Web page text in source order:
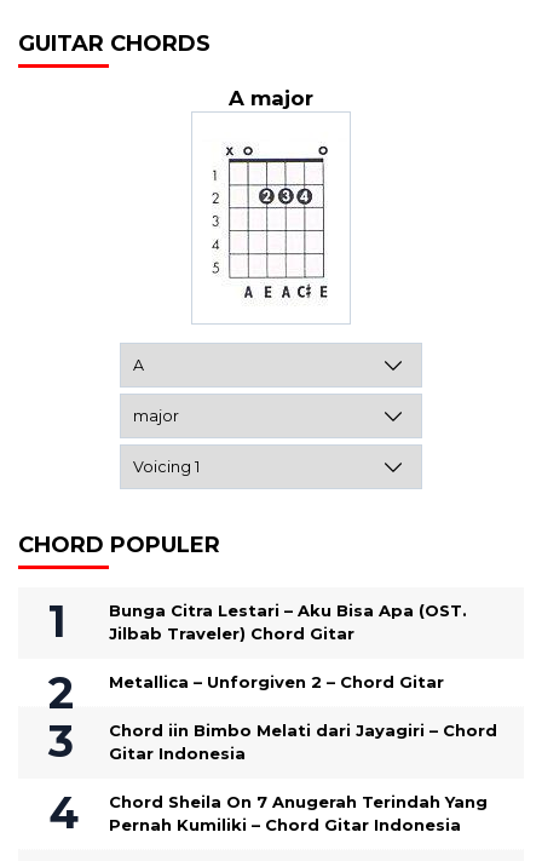
GUITAR CHORDS
A major
CHORD POPULER
Bunga Citra Lestari – Aku Bisa Apa (OST.
Jilbab Traveler) Chord Gitar
Metallica – Unforgiven 2 – Chord Gitar
Chord iin Bimbo Melati dari Jayagiri – Chord
Gitar Indonesia
Chord Sheila On 7 Anugerah Terindah Yang
Pernah Kumiliki – Chord Gitar Indonesia